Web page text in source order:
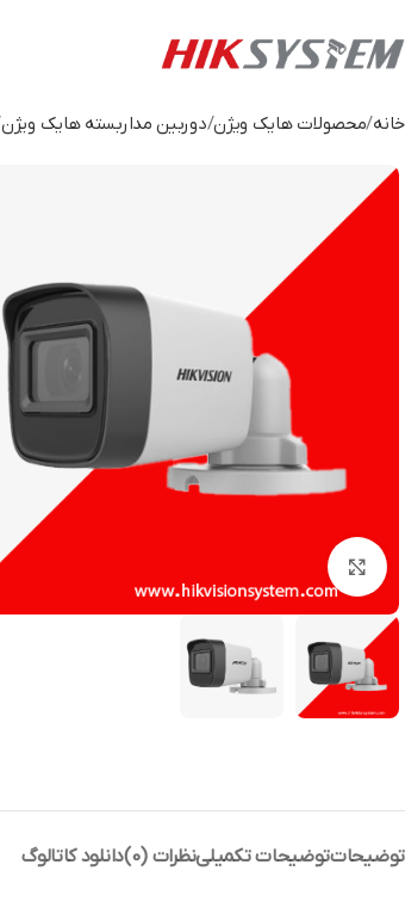
خانه محصولات هایک ویژن دوربین مداربسته هایک ویژن
توضیحاتتوضیحات تکمیلینظرات (0) دانلود کاتالوگ